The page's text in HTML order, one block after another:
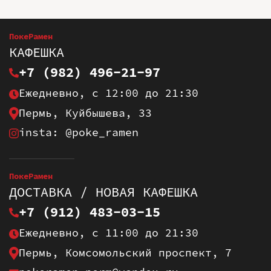
ПокеРамен
КАФЕШКА
+7 (982) 496-21-97
Ежедневно, с 12:00 до 21:30
Пермь, Куйбышева, 33
insta: @poke_ramen
ПокеРамен
ДОСТАВКА / НОВАЯ КАФЕШКА
+7 (912) 483-03-15
Ежедневно, с 11:00 до 21:30
Пермь, Комсомольский проспект, 7